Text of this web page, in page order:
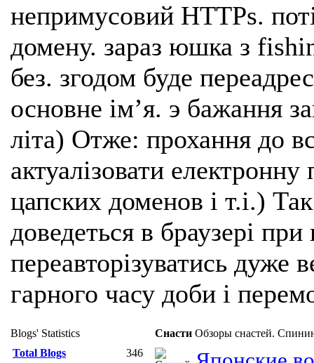
непримусовий HTTPs.
домену. зараз юшка з
без. згодом буде
основне імʼя. э бажання
літа) Отже: прохання до
актуалізовати
цапских доменов і т.і.)
доведеться в браузері
переавторізуватись
гарного часу доби і
Снасти Обзоры снастей.
Blogs' Statistics
Total Blogs
346